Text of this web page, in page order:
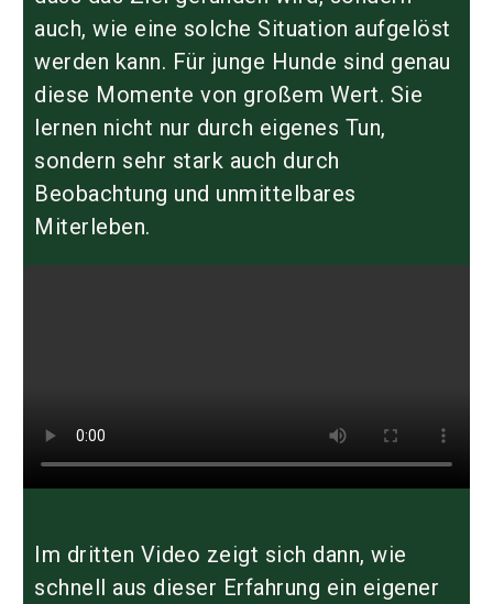
auch, wie eine solche Situation aufgelöst
werden kann. Für junge Hunde sind genau
diese Momente von großem Wert. Sie
lernen nicht nur durch eigenes Tun,
sondern sehr stark auch durch
Beobachtung und unmittelbares
Miterleben.
Im dritten Video zeigt sich dann, wie
schnell aus dieser Erfahrung ein eigener